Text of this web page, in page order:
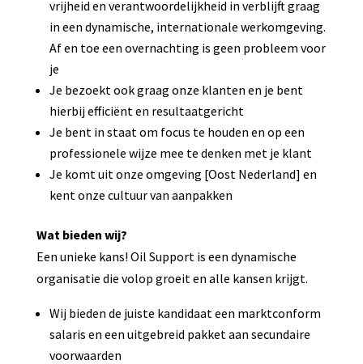
vrijheid en verantwoordelijkheid in verblijft graag
in een dynamische, internationale werkomgeving.
Af en toe een overnachting is geen probleem voor
je
Je bezoekt ook graag onze klanten en je bent
hierbij efficiënt en resultaatgericht
Je bent in staat om focus te houden en op een
professionele wijze mee te denken met je klant
Je komt uit onze omgeving [Oost Nederland] en
kent onze cultuur van aanpakken
Wat bieden wij?
Een unieke kans! Oil Support is een dynamische
organisatie die volop groeit en alle kansen krijgt.
Wij bieden de juiste kandidaat een marktconform
salaris en een uitgebreid pakket aan secundaire
voorwaarden